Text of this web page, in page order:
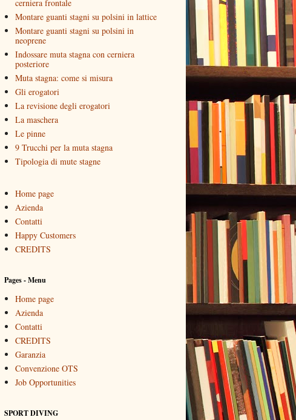
cerniera frontale
Montare guanti stagni su polsini in lattice
Montare guanti stagni su polsini in
neoprene
Indossare muta stagna con cerniera
posteriore
Muta stagna: come si misura
Gli erogatori
La revisione degli erogatori
La maschera
Le pinne
9 Trucchi per la muta stagna
Tipologia di mute stagne
Home page
Azienda
Contatti
Happy Customers
CREDITS
Pages - Menu
Home page
Azienda
Contatti
CREDITS
Garanzia
Convenzione OTS
Job Opportunities
SPORT DIVING